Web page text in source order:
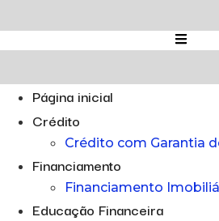
para
o
Página inicial
Crédito
Crédito com Garantia
Financiamento
Financiamento
Educação Financeira